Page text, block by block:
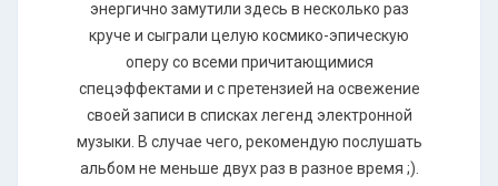
энергично замутили здесь в несколько раз
круче и сыграли целую космико-эпическую
оперу со всеми причитающимися
спецэффектами и с претензией на освежение
своей записи в списках легенд электронной
музыки. В случае чего, рекомендую послушать
альбом не меньше двух раз в разное время ;).